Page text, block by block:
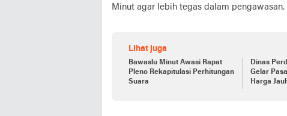
Minut agar lebih tegas dalam pengawasan.
Lihat juga
Bawaslu Minut Awasi Rapat
Pleno Rekapitulasi Perhitungan
Suara
Dinas
Gelar
Harga